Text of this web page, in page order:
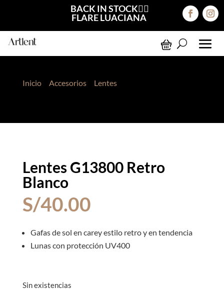
BACK IN STOCK❤️‍🔥
FLARE LUACIANA
Inicio> Accesorios> Lentes> Lentes G13800 Retro
Lentes G13800 Retro
Blanco
S/40.00
Gafas de sol en carey estilo retro y en tendencia
Lunas con protección UV400
Sin existencias